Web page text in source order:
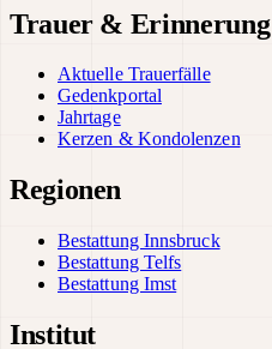
Trauer & Erinnerung
Aktuelle Trauerfälle
Gedenkportal
Jahrtage
Kerzen & Kondolenzen
Regionen
Bestattung Innsbruck
Bestattung Telfs
Bestattung Imst
Institut